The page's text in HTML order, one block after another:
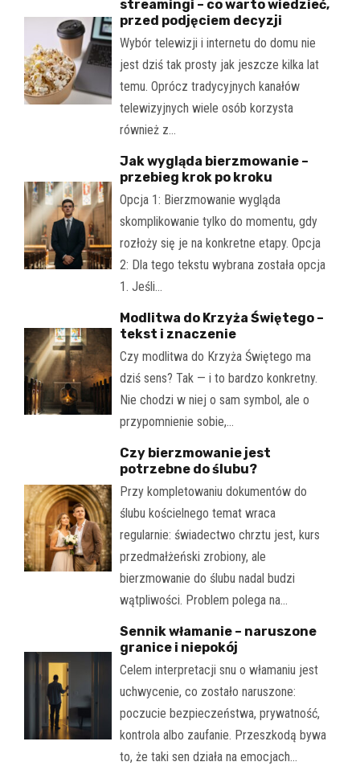
streamingi – co warto wiedzieć,
przed podjęciem decyzji
Wybór telewizji i internetu do domu nie
jest dziś tak prosty jak jeszcze kilka lat
temu. Oprócz tradycyjnych kanałów
telewizyjnych wiele osób korzysta
również z…
Jak wygląda bierzmowanie –
przebieg krok po kroku
Opcja 1: Bierzmowanie wygląda
skomplikowanie tylko do momentu, gdy
rozłoży się je na konkretne etapy. Opcja
2: Dla tego tekstu wybrana została opcja
1. Jeśli…
Modlitwa do Krzyża Świętego –
tekst i znaczenie
Czy modlitwa do Krzyża Świętego ma
dziś sens? Tak — i to bardzo konkretny.
Nie chodzi w niej o sam symbol, ale o
przypomnienie sobie,…
Czy bierzmowanie jest
potrzebne do ślubu?
Przy kompletowaniu dokumentów do
ślubu kościelnego temat wraca
regularnie: świadectwo chrztu jest, kurs
przedmałżeński zrobiony, ale
bierzmowanie do ślubu nadal budzi
wątpliwości. Problem polega na…
Sennik włamanie – naruszone
granice i niepokój
Celem interpretacji snu o włamaniu jest
uchwycenie, co zostało naruszone:
poczucie bezpieczeństwa, prywatność,
kontrola albo zaufanie. Przeszkodą bywa
to, że taki sen działa na emocjach…